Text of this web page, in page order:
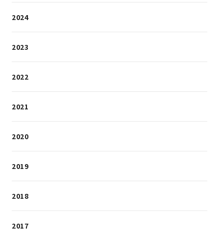
2024
2023
2022
2021
2020
2019
2018
2017